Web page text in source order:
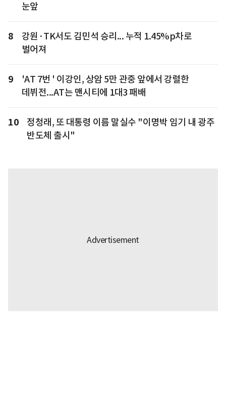
눈앞
8
강원·TK서도 김민석 승리... 누적 1.45%p차로
벌어져
9
'AT 7번 ' 이강인, 상암 5만 관중 앞에서 강렬한
데뷔전...AT는 맨시티에 1대3 패배
10
정청래, 또 대통령 이름 말실수 "이명박 임기 내 광주
반도체 출시"